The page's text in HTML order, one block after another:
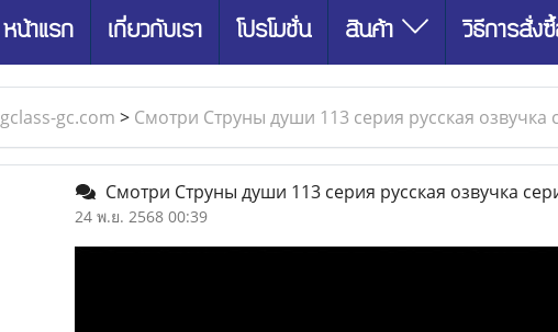
หน้าแรก เกี่ยวกับเรา โปรโมชั่น สินค้า วิธีการสั่ง
gclass-gc.com > Смотри Струны души 113 серия русская озвучка
Смотри Струны души 113 серия русская озвучка
24 พ.ย. 2568 00:39